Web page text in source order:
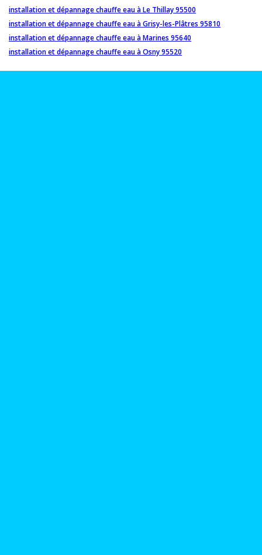
installation et dépannage chauffe eau à Le Thillay 95500
installation et dépannage chauffe eau à Grisy-les-Plâtres 95810
installation et dépannage chauffe eau à Marines 95640
installation et dépannage chauffe eau à Osny 95520